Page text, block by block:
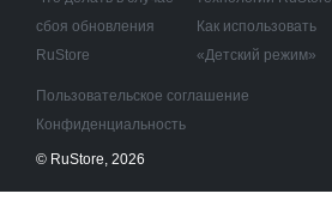
сбоя обновления
RuStore
Как использовать
«Детский режим»
Пользовательское соглашение
Конфиденциальность
© RuStore, 2026